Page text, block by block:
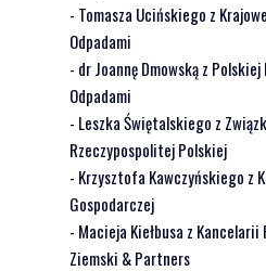
- Tomasza Ucińskiego z
Odpadami
- dr Joannę Dmowską z
Odpadami
- Leszka Świętalskiego z
Rzeczypospolitej Polskiej
- Krzysztofa Kawczyńskiego z
Gospodarczej
- Macieja Kiełbusa z
Ziemski & Partners